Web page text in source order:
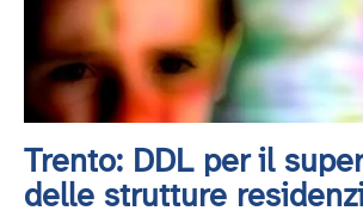
Trento: DDL per il
delle strutture